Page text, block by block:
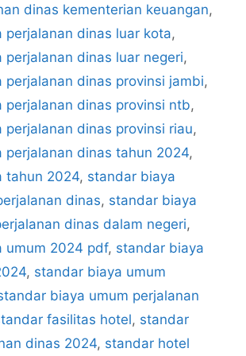
dinas kementerian keuangan,
perjalanan dinas luar kota,
perjalanan dinas luar negeri,
perjalanan dinas provinsi jambi,
perjalanan dinas provinsi ntb,
perjalanan dinas provinsi riau,
perjalanan dinas tahun 2024,
tahun 2024, standar biaya
dinas, standar biaya
dinas dalam negeri,
umum 2024 pdf, standar biaya
, standar biaya umum
biaya umum perjalanan
fasilitas hotel, standar
dinas 2024, standar hotel